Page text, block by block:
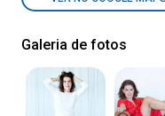
Galeria de fotos